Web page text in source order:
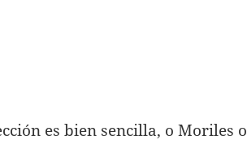
es bien sencilla, o Moriles o